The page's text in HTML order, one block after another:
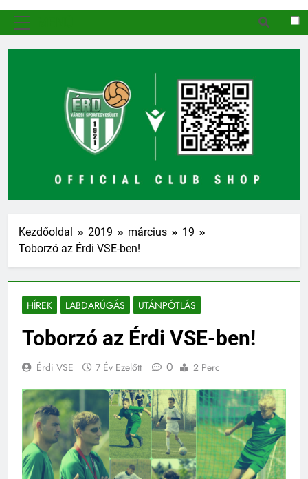
Kezdőoldal 2019 március
19
Toborzó az Érdi VSE-ben!
HÍREK LABDARÚGÁS UTÁNPÓTLÁS
Toborzó az Érdi VSE-ben!
Érdi VSE 7 Év Ezelőtt 0 2 Perc